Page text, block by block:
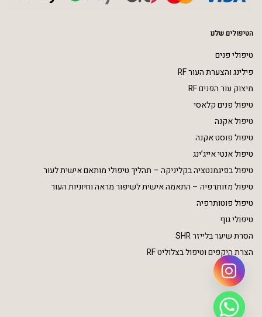
הטיפולים שלנו
טיפולי פנים
פילינג והצערת העור RF
מיצוק עור הפנים RF
טיפול פנים קלאסי
טיפול אקנה
טיפול פוסט אקנה
טיפול אנטי אייג’ינג
טיפול בפיגמנטציה בקליניקה – תהליך טיפולי מותאם אישית לעור
טיפול מזותרפיה – התאמה אישית לשיפור מראה וחיוניות העור
טיפול פוטותרפיה
טיפולי גוף
הסרת שיער בלייזר SHR
הצרת היקפים וטיפול בצלוליט RF